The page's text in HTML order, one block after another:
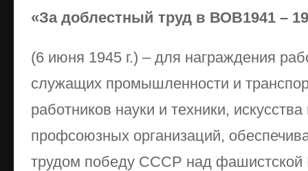
«За доблестный труд в ВОВ1941 –
(6 июня 1945 г.) – для награждения
служащих промышленности и
работников науки и техники,
профсоюзных организаций,
трудом победу СССР над